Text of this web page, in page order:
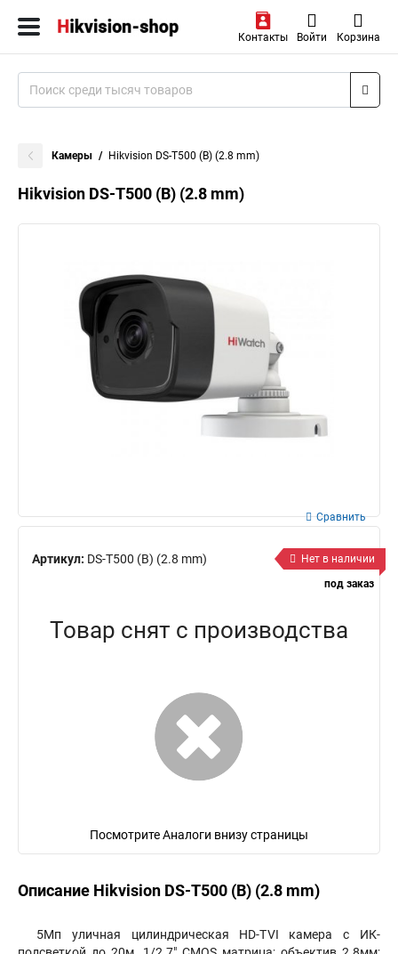
Контакты Войти Корзина
Камеры Hikvision DS-T500 (B) (2.8 mm)
Hikvision DS-T500 (B) (2.8 mm)
Артикул: DS-T500 (B) (2.8 mm)
Сравнить
Нет в наличии
под заказ
Товар снят с производства
Посмотрите Аналоги внизу страницы
Описание Hikvision DS-T500 (B) (2.8 mm)
5Мп уличная цилиндрическая HD-TVI камера с ИК-